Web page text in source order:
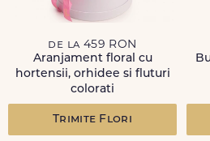
de la 459 RON
Aranjament floral cu
hortensii, orhidee si fluturi
colorati
Trimite Flori